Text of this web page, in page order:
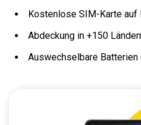
Kostenlose SIM-Karte
Abdeckung in +150
Auswechselbare Batterien